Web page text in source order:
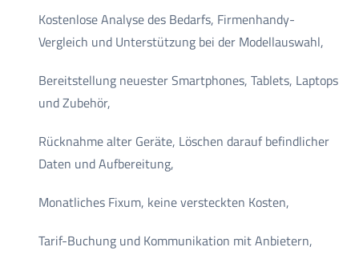
Kostenlose Analyse des Bedarfs, Firmenhandy-
Vergleich und Unterstützung bei der Modellauswahl,
Bereitstellung neuester Smartphones, Tablets, Laptops
und Zubehör,
Rücknahme alter Geräte, Löschen darauf befindlicher
Daten und Aufbereitung,
Monatliches Fixum, keine versteckten Kosten,
Tarif-Buchung und Kommunikation mit Anbietern,